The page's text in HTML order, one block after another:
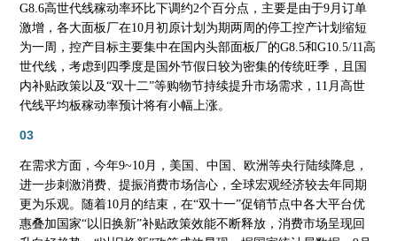
G8.6高世代线稼动率环比下调约2个百分点，主要是由于9月订单
激增，各大面板厂在10月初原计划为期两周的停工控产计划缩短
为一周，控产目标主要集中在国内头部面板厂的G8.5和G10.5/11高
世代线，考虑到四季度是国外节假日较为密集的传统旺季，且国
内补贴政策以及“双十二”等购物节持续提升市场需求，11月高世
代线平均板稼动率预计将有小幅上涨。
03
在需求方面，今年9~10月，美国、中国、欧洲等央行陆续降息，
进一步刺激消费、提振消费市场信心，全球宏观经济较去年同期
更为乐观。随着10月的结束，在“双十一”促销节点中各大平台优
惠叠加国家“以旧换新”补贴政策效能不断释放，消费市场呈现回